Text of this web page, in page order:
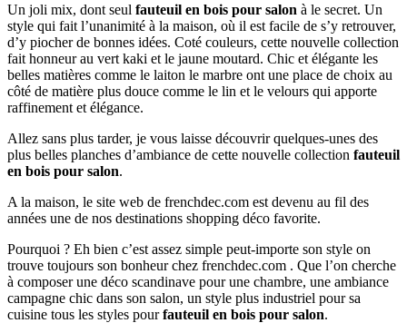
Un joli mix, dont seul fauteuil en bois pour salon à le secret. Un
style qui fait l’unanimité à la maison, où il est facile de s’y retrouver,
d’y piocher de bonnes idées. Coté couleurs, cette nouvelle collection
fait honneur au vert kaki et le jaune moutard. Chic et élégante les
belles matières comme le laiton le marbre ont une place de choix au
côté de matière plus douce comme le lin et le velours qui apporte
raffinement et élégance.
Allez sans plus tarder, je vous laisse découvrir quelques-unes des
plus belles planches d’ambiance de cette nouvelle collection fauteuil
en bois pour salon.
A la maison, le site web de frenchdec.com est devenu au fil des
années une de nos destinations shopping déco favorite.
Pourquoi ? Eh bien c’est assez simple peut-importe son style on
trouve toujours son bonheur chez frenchdec.com . Que l’on cherche
à composer une déco scandinave pour une chambre, une ambiance
campagne chic dans son salon, un style plus industriel pour sa
cuisine tous les styles pourfauteuil en bois pour salon.